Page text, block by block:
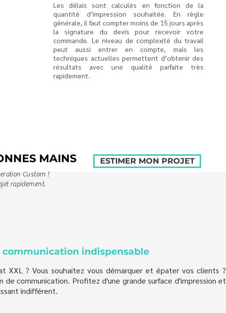
communication indispensable
? Vous souhaitez vous démarquer et épater vos clients ?
communication. Profitez d'une grande surface d'impression et
indifférent.
Les délais sont calculés en fonction de la
quantité d’impression souhaitée. En règle
générale, il faut compter moins de 15 jours après
la signature du devis pour recevoir votre
commande. Le niveau de complexité du travail
peut aussi entrer en compte, mais les
techniques actuelles permettent d’obtenir des
résultats avec une qualité parfaite très
rapidement.
ESTIMER MON PROJET
MAINS
Custom !
rapidement.